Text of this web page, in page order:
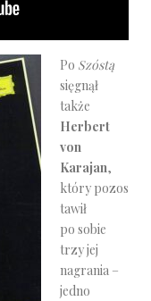
Po Szóstą
sięgnął
także
Herbert
von
Karajan,
który pozos
tawił
po sobie
trzy jej
nagrania –
jedno